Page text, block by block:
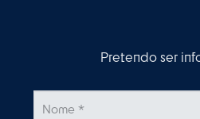
Pretendo ser